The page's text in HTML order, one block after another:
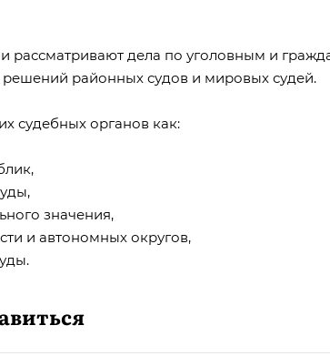
дела по уголовным и
районных судов и мировых судей.
судебных органов как:
значения,
и автономных округов,